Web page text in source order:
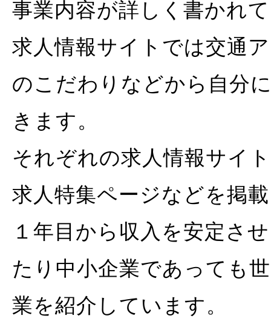
事業内容が詳しく書かれ
求人情報サイトでは交通
のこだわりなどから自分
きます。
それぞれの求人情報サイ
求人特集ページなどを掲
１年目から収入を安定さ
たり中小企業であっても
業を紹介しています。